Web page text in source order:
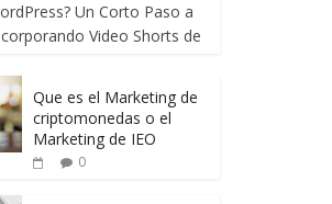
Un Corto Paso a
Video Shorts de
Que es el Marketing de
criptomonedas o el
Marketing de IEO
0